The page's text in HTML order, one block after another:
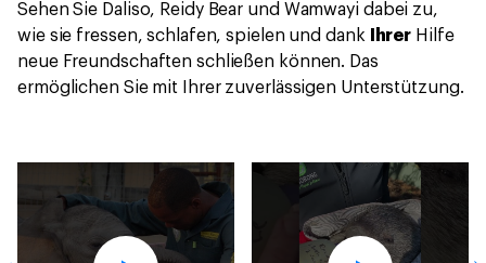
Sehen Sie Daliso, Reidy Bear und Wamwayi dabei zu,
wie sie fressen, schlafen, spielen und dank
Ihrer Hilfe
neue Freundschaften schließen können. Das
ermöglichen Sie mit Ihrer zuverlässigen Unterstützung.